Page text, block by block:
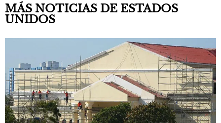
MÁS NOTICIAS DE ESTADOS
UNIDOS